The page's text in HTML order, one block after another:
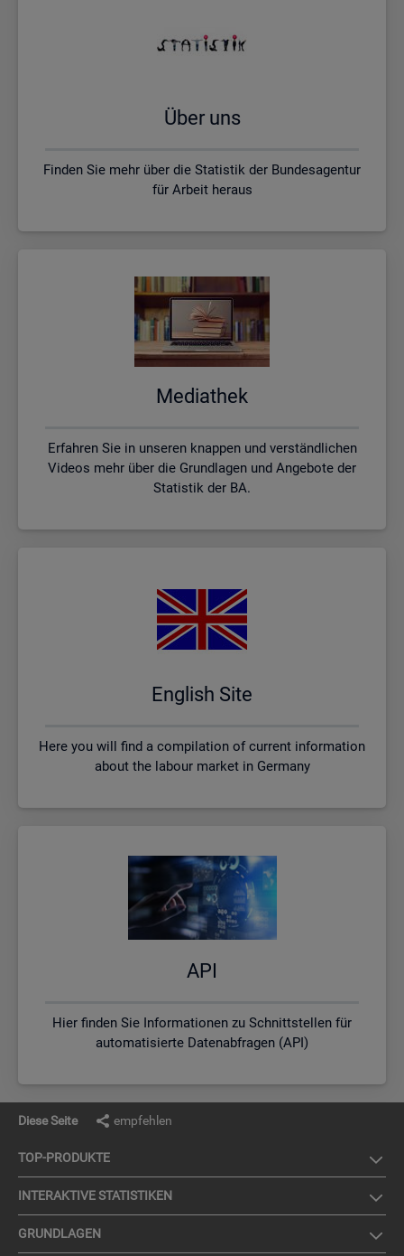
Über uns
Finden Sie mehr über die Statistik der Bundesagentur
für Arbeit heraus
Me­dia­thek
Erfahren Sie in unseren knappen und verständlichen
Videos mehr über die Grundlagen und Angebote der
Statistik der BA.
English Site
Here you will find a compilation of current information
about the labour market in Germany
API
Hier finden Sie Informationen zu Schnittstellen für
automatisierte Datenabfragen (API)
Diese Seite empfehlen
TOP-PRO­DUK­TE
IN­TER­AK­TI­VE STA­TIS­TI­KEN
GRUND­LA­GEN